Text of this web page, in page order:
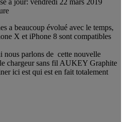
a beaucoup évolué avec le temps,
X et iPhone 8 sont compatibles
nous parlons de cette nouvelle
chargeur sans fil AUKEY Graphite
ici est qui est en fait totalement